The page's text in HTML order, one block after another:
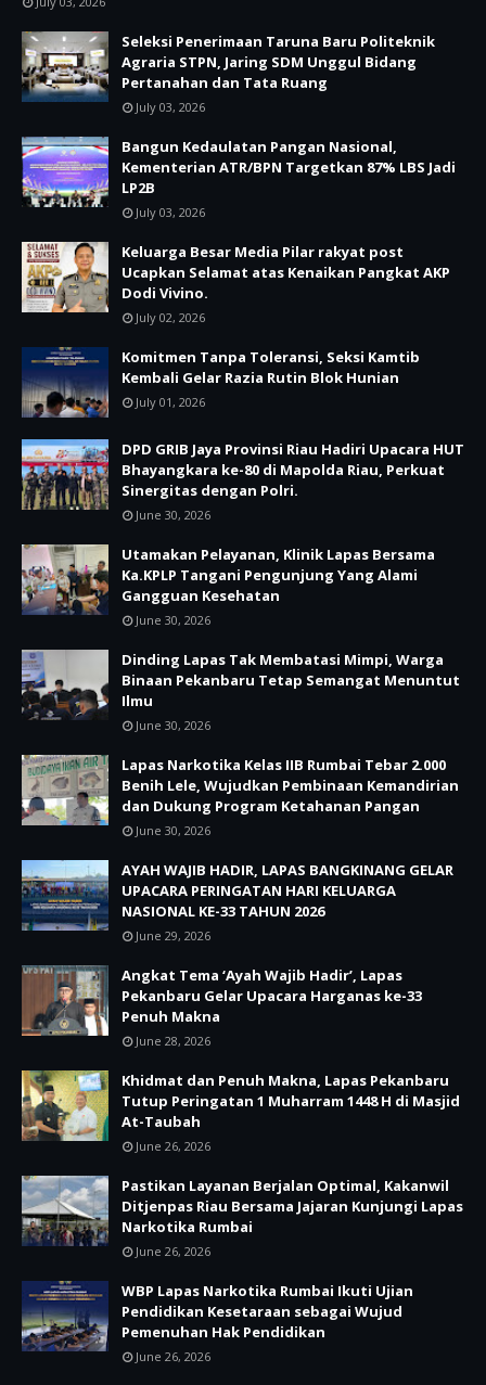
Seleksi Penerimaan Taruna Baru Politeknik
Agraria STPN, Jaring SDM Unggul Bidang
Pertanahan dan Tata Ruang
July 03, 2026
Bangun Kedaulatan Pangan Nasional,
Kementerian ATR/BPN Targetkan 87% LBS Jadi
LP2B
July 03, 2026
Keluarga Besar Media Pilar rakyat post
Ucapkan Selamat atas Kenaikan Pangkat AKP
Dodi Vivino.
July 02, 2026
Komitmen Tanpa Toleransi, Seksi Kamtib
Kembali Gelar Razia Rutin Blok Hunian
July 01, 2026
DPD GRIB Jaya Provinsi Riau Hadiri Upacara HUT
Bhayangkara ke-80 di Mapolda Riau, Perkuat
Sinergitas dengan Polri.
June 30, 2026
Utamakan Pelayanan, Klinik Lapas Bersama
Ka.KPLP Tangani Pengunjung Yang Alami
Gangguan Kesehatan
June 30, 2026
Dinding Lapas Tak Membatasi Mimpi, Warga
Binaan Pekanbaru Tetap Semangat Menuntut
Ilmu
June 30, 2026
Lapas Narkotika Kelas IIB Rumbai Tebar 2.000
Benih Lele, Wujudkan Pembinaan Kemandirian
dan Dukung Program Ketahanan Pangan
June 30, 2026
AYAH WAJIB HADIR, LAPAS BANGKINANG GELAR
UPACARA PERINGATAN HARI KELUARGA
NASIONAL KE-33 TAHUN 2026
June 29, 2026
Angkat Tema ‘Ayah Wajib Hadir’, Lapas
Pekanbaru Gelar Upacara Harganas ke-33
Penuh Makna
June 28, 2026
Khidmat dan Penuh Makna, Lapas Pekanbaru
Tutup Peringatan 1 Muharram 1448 H di Masjid
At-Taubah
June 26, 2026
Pastikan Layanan Berjalan Optimal, Kakanwil
Ditjenpas Riau Bersama Jajaran Kunjungi Lapas
Narkotika Rumbai
June 26, 2026
WBP Lapas Narkotika Rumbai Ikuti Ujian
Pendidikan Kesetaraan sebagai Wujud
Pemenuhan Hak Pendidikan
June 26, 2026